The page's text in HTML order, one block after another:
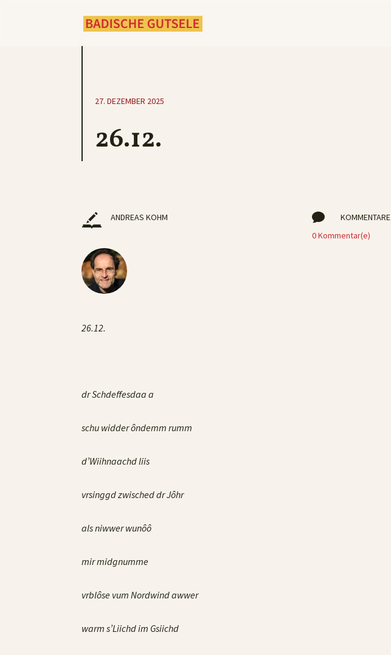
27. DEZEMBER 2025
26.12.
ANDREAS KOHM 
KOMMENTARE
0 Kommentar(e)
26.12.
dr Schdeffesdaa a
schu widder ôndemm rumm
d’Wiihnaachd liis
vrsinggd zwisched dr Jôhr
als niwwer wunôô
mir midgnumme
vrblôse vum Nordwind awwer
warm s’Liichd im Gsiichd